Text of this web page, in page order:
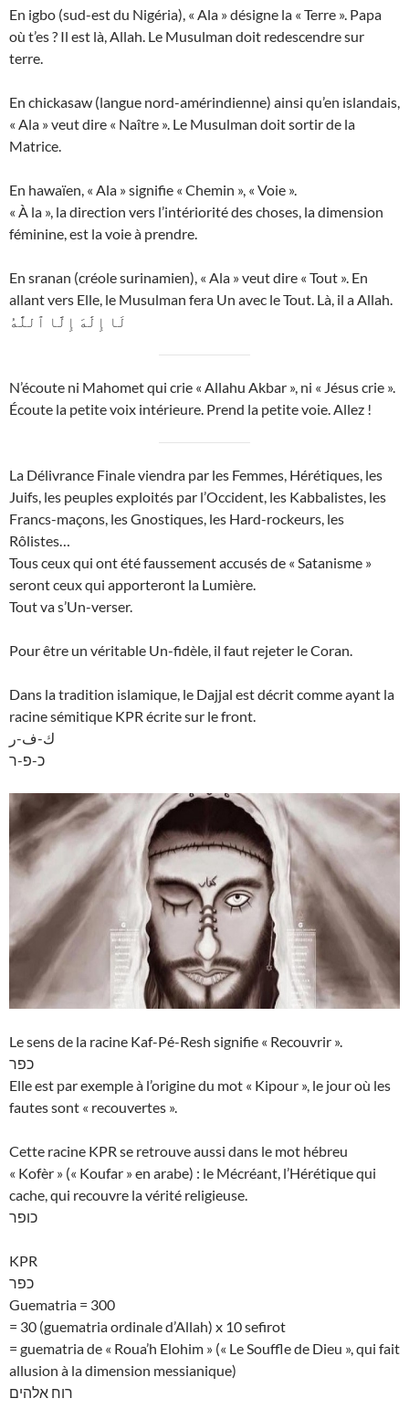
En igbo (sud-est du Nigéria), « Ala » désigne la « Terre ». Papa
où t’es ? Il est là, Allah. Le Musulman doit redescendre sur
terre.
En chickasaw (langue nord-amérindienne) ainsi qu’en islandais,
« Ala » veut dire « Naître ». Le Musulman doit sortir de la
Matrice.
En hawaïen, « Ala » signifie « Chemin », « Voie ».
« À la », la direction vers l’intériorité des choses, la dimension
féminine, est la voie à prendre.
En sranan (créole surinamien), « Ala » veut dire « Tout ». En
allant vers Elle, le Musulman fera Un avec le Tout. Là, il a Allah.
لَا إِلَٰهَ إِلَّا ٱللَّٰهُ
N’écoute ni Mahomet qui crie « Allahu Akbar », ni « Jésus crie ».
Écoute la petite voix intérieure. Prend la petite voie. Allez !
La Délivrance Finale viendra par les Femmes, Hérétiques, les
Juifs, les peuples exploités par l’Occident, les Kabbalistes, les
Francs-maçons, les Gnostiques, les Hard-rockeurs, les
Rôlistes…
Tous ceux qui ont été faussement accusés de « Satanisme »
seront ceux qui apporteront la Lumière.
Tout va s’Un-verser.
Pour être un véritable Un-fidèle, il faut rejeter le Coran.
Dans la tradition islamique, le Dajjal est décrit comme ayant la
racine sémitique KPR écrite sur le front.
ك-ف-ر
כ-פ-ר
Le sens de la racine Kaf-Pé-Resh signifie « Recouvrir ».
כפר
Elle est par exemple à l’origine du mot « Kipour », le jour où les
fautes sont « recouvertes ».
Cette racine KPR se retrouve aussi dans le mot hébreu
« Kofèr » (« Koufar » en arabe) : le Mécréant, l’Hérétique qui
cache, qui recouvre la vérité religieuse.
כופר
KPR
כפר
Guematria = 300
= 30 (guematria ordinale d’Allah) x 10 sefirot
= guematria de « Roua’h Elohim » (« Le Souffle de Dieu », qui fait
allusion à la dimension messianique)
רוח אלהים